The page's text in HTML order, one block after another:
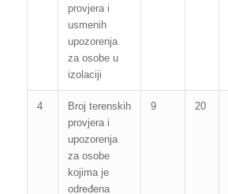
provjera i
usmenih
upozorenja
za osobe u
izolaciji
4
Broj terenskih
provjera i
upozorenja
za osobe
kojima je
određena
9 20